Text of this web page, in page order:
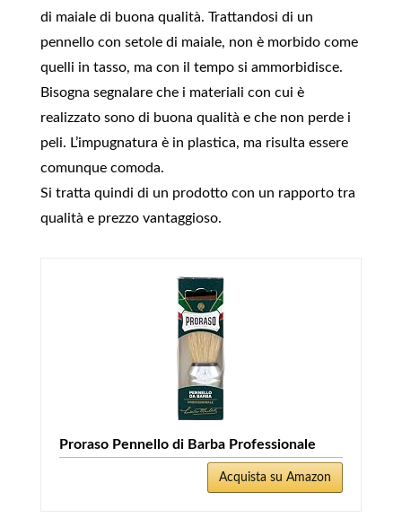
di maiale di buona qualità. Trattandosi di un
pennello con setole di maiale, non è morbido come
quelli in tasso, ma con il tempo si ammorbidisce.
Bisogna segnalare che i materiali con cui è
realizzato sono di buona qualità e che non perde i
peli. L’impugnatura è in plastica, ma risulta essere
comunque comoda.
Si tratta quindi di un prodotto con un rapporto tra
qualità e prezzo vantaggioso.
Proraso Pennello di Barba Professionale
Acquista su Amazon